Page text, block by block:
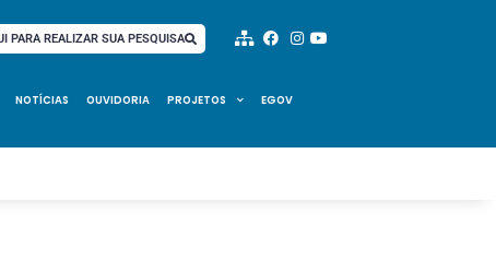
PARA REALIZAR SUA PESQUISA
NOTÍCIAS OUVIDORIA PROJETOS EGOV